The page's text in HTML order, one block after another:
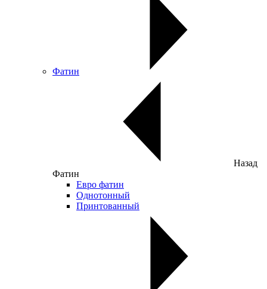
Фатин
Назад
Фатин
Евро фатин
Однотонный
Принтованный